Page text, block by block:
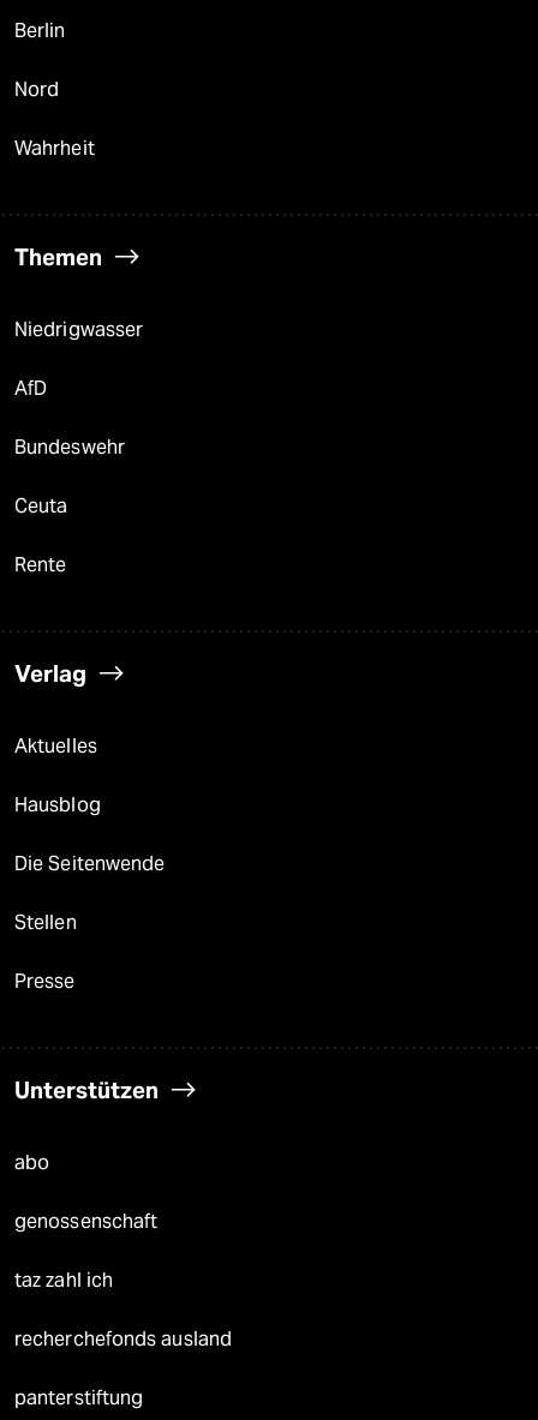
Berlin
Nord
Wahrheit
Themen
Niedrigwasser
AfD
Bundeswehr
Ceuta
Rente
Verlag
Aktuelles
Hausblog
Die Seitenwende
Stellen
Presse
Unterstützen
abo
genossenschaft
taz zahl ich
recherchefonds ausland
panterstiftung